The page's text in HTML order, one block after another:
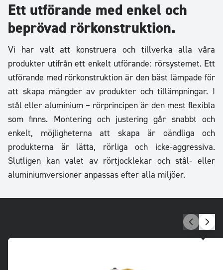
Ett utförande med enkel och
beprövad rörkonstruktion.
Vi har valt att konstruera och tillverka alla våra
produkter utifrån ett enkelt utförande: rörsystemet. Ett
utförande med rörkonstruktion är den bäst lämpade för
att skapa mängder av produkter och tillämpningar. I
stål eller aluminium – rörprincipen är den mest flexibla
som finns. Montering och justering går snabbt och
enkelt, möjligheterna att skapa är oändliga och
produkterna är lätta, rörliga och icke-aggressiva.
Slutligen kan valet av rörtjocklekar och stål- eller
aluminiumversioner anpassas efter alla miljöer.